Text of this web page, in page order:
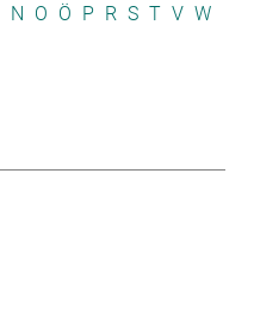
N O Ö P R S T V W